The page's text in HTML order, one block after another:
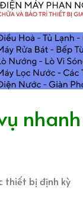
thiết bị định kỳ